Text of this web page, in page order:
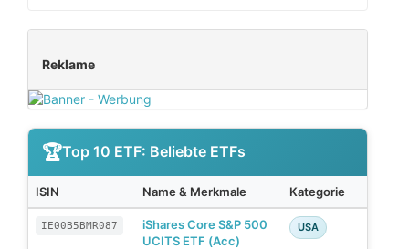
Reklame
Top 10 ETF: Beliebte ETFs
ISIN Name & Merkmale Kategorie
IE00B5BMR087
iShares Core S&P 500
UCITS ETF (Acc)
USA